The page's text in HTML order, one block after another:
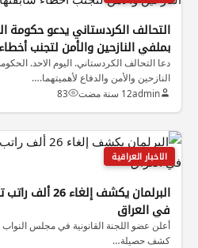
التحالف الكردستاني يدعو حكومة
بملفي النازحين والأمن لتجنب
دعا التحالف الكردستاني. اليوم الاحد.
النازحين والأمن والدفاع لأهميتهما.…
admin12 سنة مضت 83
الاخبار العراقية
البرلمان يكشف
في العراق
أعلن عضو اللجنة القانونية في مجلس النواب
كشف حصيلة…